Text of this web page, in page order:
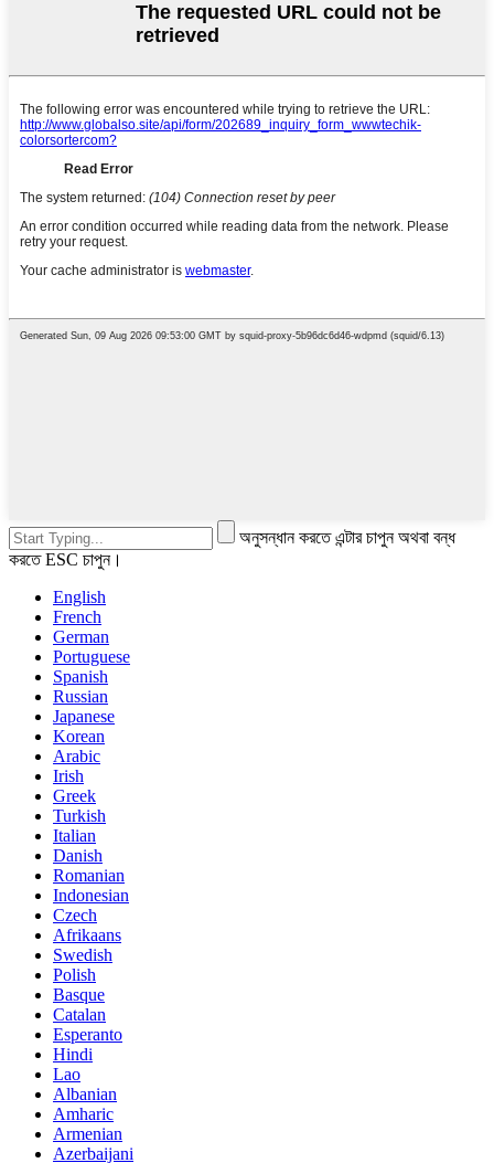
অনুসন্ধান করতে এন্টার চাপুন অথবা বন্ধ
করতে ESC চাপুন।
English
French
German
Portuguese
Spanish
Russian
Japanese
Korean
Arabic
Irish
Greek
Turkish
Italian
Danish
Romanian
Indonesian
Czech
Afrikaans
Swedish
Polish
Basque
Catalan
Esperanto
Hindi
Lao
Albanian
Amharic
Armenian
Azerbaijani